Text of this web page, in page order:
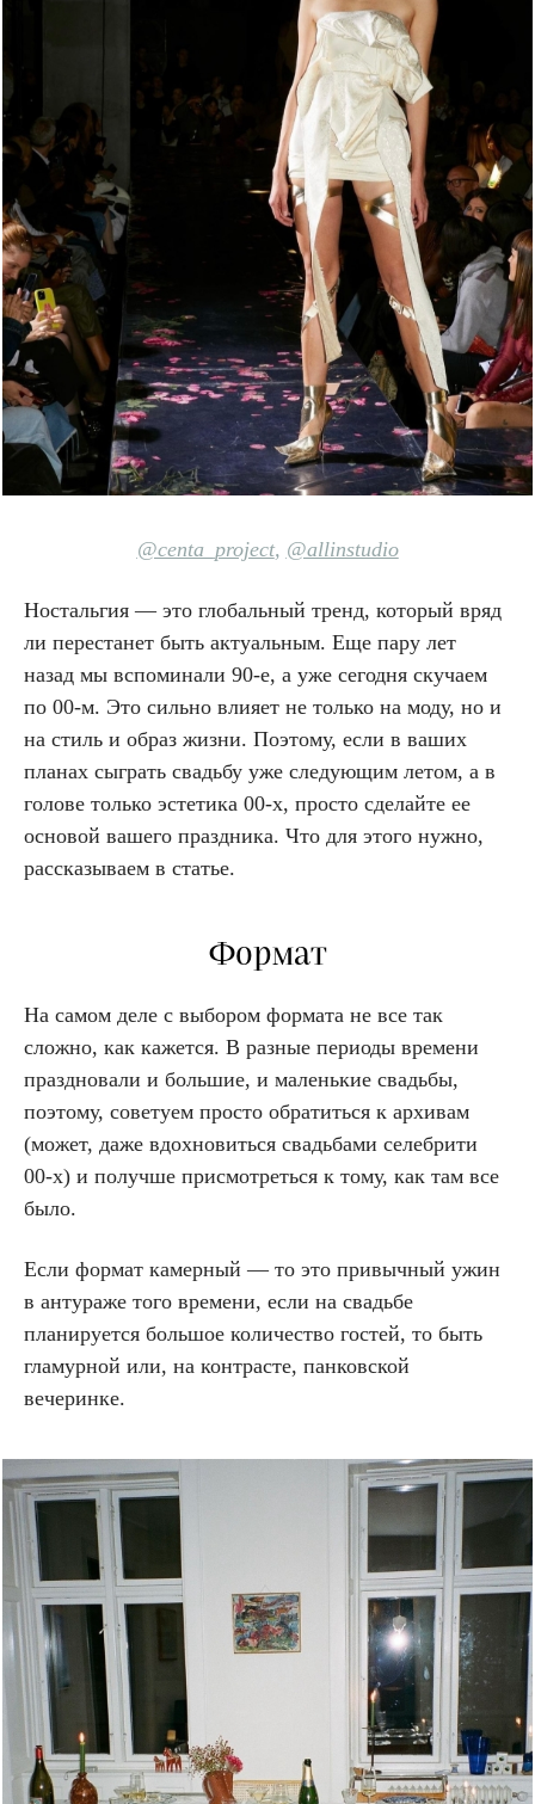
@centa_project, @allinstudio
Ностальгия — это глобальный тренд, который вряд
ли перестанет быть актуальным. Еще пару лет
назад мы вспоминали 90-е, а уже сегодня скучаем
по 00-м. Это сильно влияет не только на моду, но и
на стиль и образ жизни. Поэтому, если в ваших
планах сыграть свадьбу уже следующим летом, а в
голове только эстетика 00-х, просто сделайте ее
основой вашего праздника. Что для этого нужно,
рассказываем в статье.
Формат
На самом деле с выбором формата не все так
сложно, как кажется. В разные периоды времени
праздновали и большие, и маленькие свадьбы,
поэтому, советуем просто обратиться к архивам
(может, даже вдохновиться свадьбами селебрити
00-х) и получше присмотреться к тому, как там все
было.
Если формат камерный — то это привычный ужин
в антураже того времени, если на свадьбе
планируется большое количество гостей, то быть
гламурной или, на контрасте, панковской
вечеринке.